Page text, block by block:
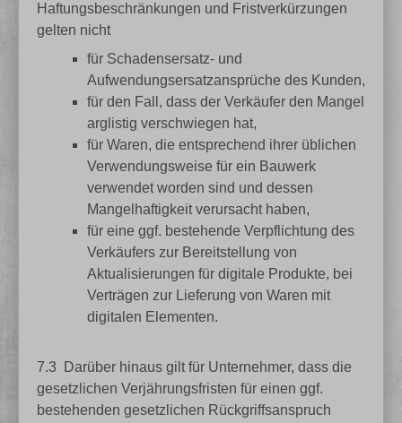
Haftungsbeschränkungen und Fristverkürzungen
gelten nicht
für Schadensersatz- und
Aufwendungsersatzansprüche des Kunden,
für den Fall, dass der Verkäufer den Mangel
arglistig verschwiegen hat,
für Waren, die entsprechend ihrer üblichen
Verwendungsweise für ein Bauwerk
verwendet worden sind und dessen
Mangelhaftigkeit verursacht haben,
für eine ggf. bestehende Verpflichtung des
Verkäufers zur Bereitstellung von
Aktualisierungen für digitale Produkte, bei
Verträgen zur Lieferung von Waren mit
digitalen Elementen.
7.3
Darüber hinaus gilt für Unternehmer, dass die
gesetzlichen Verjährungsfristen für einen ggf.
bestehenden gesetzlichen Rückgriffsanspruch